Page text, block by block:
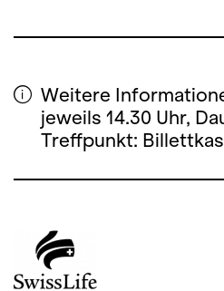
Weitere
jeweils 14.30 Uhr,
Treffpunkt: